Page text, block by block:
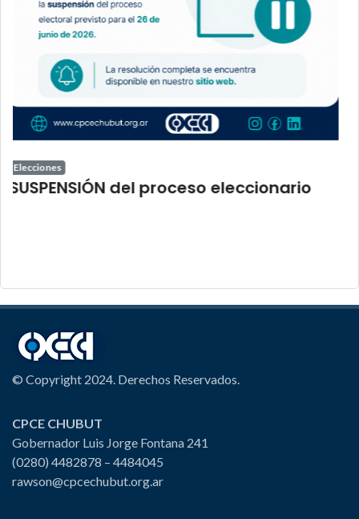
Elecciones
Recordatorio Elecciones
© Copyright 2024. Derechos Reservados.
CPCE CHUBUT
Gobernador Luis Jorge Fontana 241
(0280) 4482878 – 4484045
rawson@cpcechubut.org.ar